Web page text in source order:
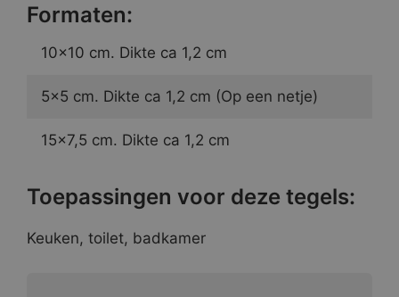
Formaten:
10×10 cm. Dikte ca 1,2 cm
5×5 cm. Dikte ca 1,2 cm (Op een netje)
15×7,5 cm. Dikte ca 1,2 cm
Toepassingen voor deze tegels:
Keuken, toilet, badkamer